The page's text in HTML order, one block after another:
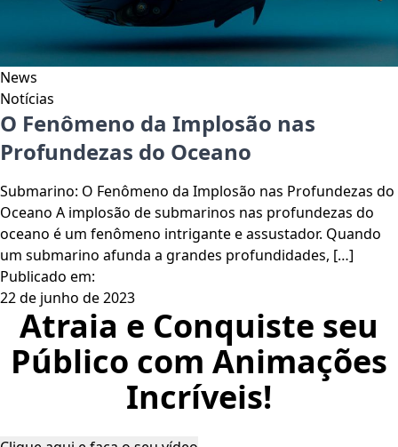
News
Notícias
O Fenômeno da Implosão nas
Profundezas do Oceano
Submarino: O Fenômeno da Implosão nas Profundezas do
Oceano A implosão de submarinos nas profundezas do
oceano é um fenômeno intrigante e assustador. Quando
um submarino afunda a grandes profundidades, […]
Publicado em:
22 de junho de 2023
Atraia e Conquiste seu
Público com Animações
Incríveis!